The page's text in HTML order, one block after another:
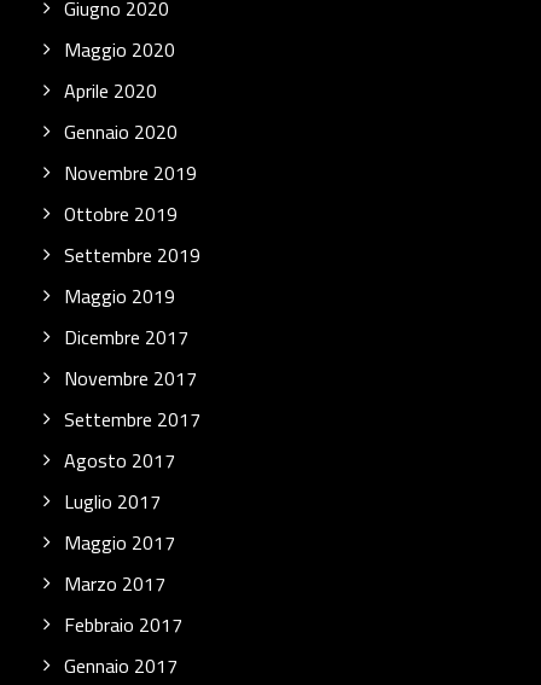
Giugno 2020
Maggio 2020
Aprile 2020
Gennaio 2020
Novembre 2019
Ottobre 2019
Settembre 2019
Maggio 2019
Dicembre 2017
Novembre 2017
Settembre 2017
Agosto 2017
Luglio 2017
Maggio 2017
Marzo 2017
Febbraio 2017
Gennaio 2017